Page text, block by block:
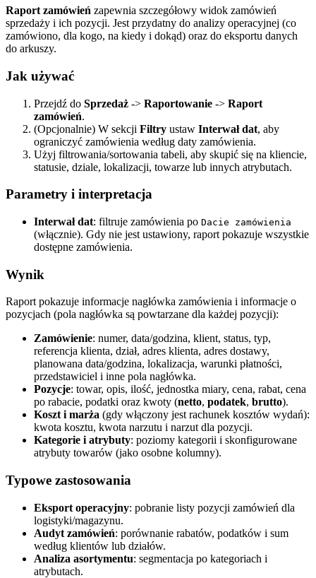
Raport zamówień zapewnia szczegółowy widok zamówień
sprzedaży i ich pozycji. Jest przydatny do analizy operacyjnej (co
zamówiono, dla kogo, na kiedy i dokąd) oraz do eksportu danych
do arkuszy.
Jak używać
Przejdź do Sprzedaż -> Raportowanie -> Raport
zamówień.
(Opcjonalnie) W sekcji Filtry ustaw Interwał dat, aby
ograniczyć zamówienia według daty zamówienia.
Użyj filtrowania/sortowania tabeli, aby skupić się na kliencie,
statusie, dziale, lokalizacji, towarze lub innych atrybutach.
Parametry i interpretacja
Interwał dat: filtruje zamówienia po Dacie zamówienia
(włącznie). Gdy nie jest ustawiony, raport pokazuje wszystkie
dostępne zamówienia.
Wynik
Raport pokazuje informacje nagłówka zamówienia i informacje o
pozycjach (pola nagłówka są powtarzane dla każdej pozycji):
Zamówienie: numer, data/godzina, klient, status, typ,
referencja klienta, dział, adres klienta, adres dostawy,
planowana data/godzina, lokalizacja, warunki płatności,
przedstawiciel i inne pola nagłówka.
Pozycje: towar, opis, ilość, jednostka miary, cena, rabat, cena
po rabacie, podatki oraz kwoty (netto, podatek, brutto).
Koszt i marża (gdy włączony jest rachunek kosztów wydań):
kwota kosztu, kwota narzutu i narzut dla pozycji.
Kategorie i atrybuty: poziomy kategorii i skonfigurowane
atrybuty towarów (jako osobne kolumny).
Typowe zastosowania
Eksport operacyjny: pobranie listy pozycji zamówień dla
logistyki/magazynu.
Audyt zamówień: porównanie rabatów, podatków i sum
według klientów lub działów.
Analiza asortymentu: segmentacja po kategoriach i
atrybutach.